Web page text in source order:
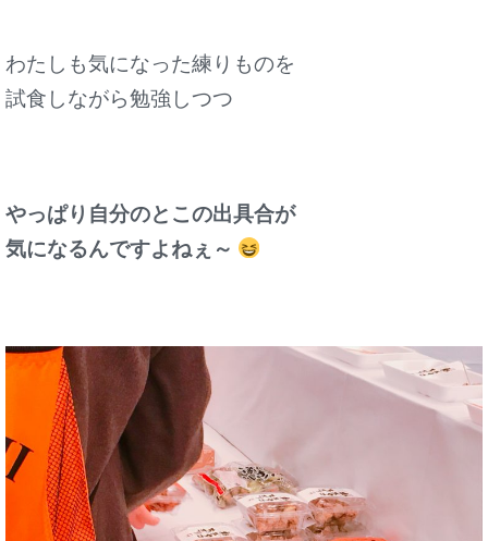
わたしも気になった練りものを
試食しながら勉強しつつ
やっぱり自分のとこの出具合が
気になるんですよねぇ～